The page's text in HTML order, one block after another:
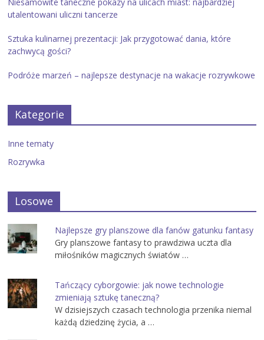
Niesamowite taneczne pokazy na ulicach miast: najbardziej
utalentowani uliczni tancerze
Sztuka kulinarnej prezentacji: Jak przygotować dania, które
zachwycą gości?
Podróże marzeń – najlepsze destynacje na wakacje rozrywkowe
Kategorie
Inne tematy
Rozrywka
Losowe
Najlepsze gry planszowe dla fanów gatunku fantasy
Gry planszowe fantasy to prawdziwa uczta dla
miłośników magicznych światów …
Tańczący cyborgowie: jak nowe technologie
zmieniają sztukę taneczną?
W dzisiejszych czasach technologia przenika niemal
każdą dziedzinę życia, a …